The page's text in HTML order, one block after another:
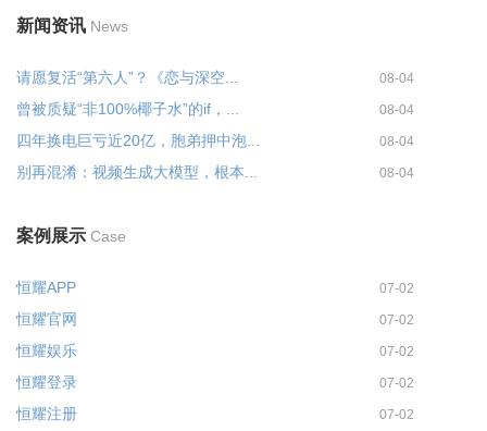
新闻资讯 News
请愿复活“第六人”？《恋与深空... 08-04
曾被质疑“非100%椰子水”的if，... 08-04
四年换电巨亏近20亿，胞弟押中泡... 08-04
别再混淆：视频生成大模型，根本... 08-04
案例展示 Case
恒耀APP 07-02
恒耀官网 07-02
恒耀娱乐 07-02
恒耀登录 07-02
恒耀注册 07-02